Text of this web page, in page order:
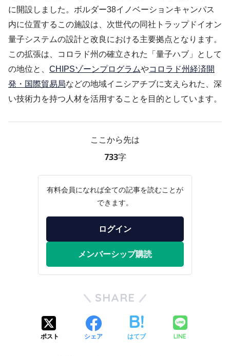
に開設しました。ボルダー38イノベーションキャンパス
内に位置するこの施設は、次世代の同社トラップドイオン
量子システムの設計と改良における主要拠点となります。
この拡張は、コロラド州の確立された「量子ハブ」として
の地位と、 CHIPSゾーンプログラムやコロラド州経済開
発・国際貿易局などの地域イニシアチブに支えられた、深
い技術力を持つ人材を活用することを目的としています。
ここから先は
733字
有料会員になれば全ての記事を読むことが
できます。
ログイン
メンバーシップ購読
SHARE
ポスト シェア はてブ LINE